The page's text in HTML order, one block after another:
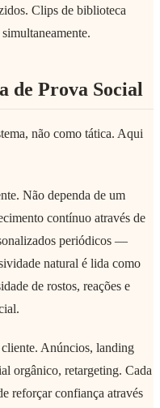
Clips de biblioteca
de Prova Social
não como tática. Aqui
Não dependa de um
contínuo através de
periódicos —
natural é lida como
de rostos, reações e
Anúncios, landing
orgânico, retargeting. Cada
reforçar confiança através